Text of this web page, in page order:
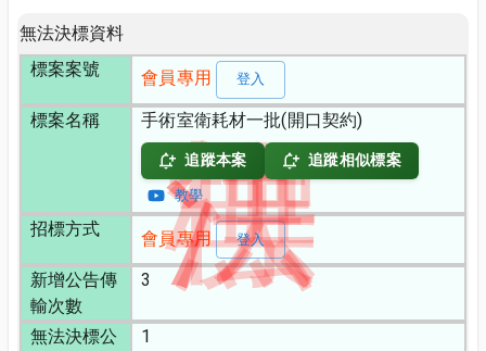
無法決標資料
標案案號
會員專用 登入
標案名稱 手術室衛耗材一批(開口契約)
追蹤本案 追蹤相似標案
教學
招標方式 會員專用 登入
新增公告傳
輸次數
3
無法決標公
1